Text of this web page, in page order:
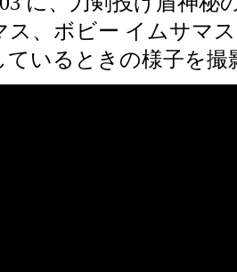
ス、ボビー イムサマ
ているときの様子を撮